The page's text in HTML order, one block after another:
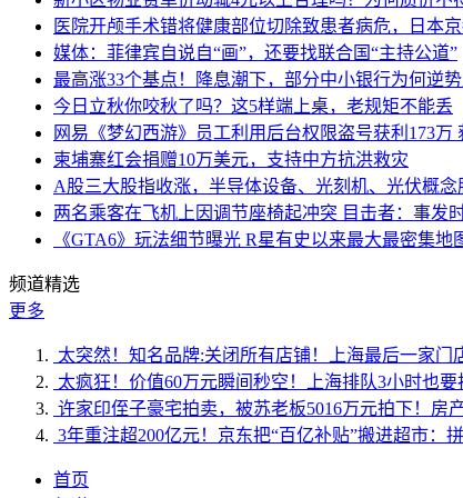
医院开颅手术错将健康部位切除致患者病危，日本
媒体：菲律宾自说自“画”，还要找联合国“主持公道”
最高涨33个基点！降息潮下，部分中小银行为何逆势
今日立秋你咬秋了吗？这5样端上桌，老规矩不能丢
网易《梦幻西游》员工利用后台权限盗号获利173万
柬埔寨红会捐赠10万美元，支持中方抗洪救灾
A股三大股指收涨，半导体设备、光刻机、光伏概念
两名乘客在飞机上因调节座椅起冲突 目击者：事发
《GTA6》玩法细节曝光 R星有史以来最大最密集地
频道精选
更多
太突然！知名品牌:关闭所有店铺！上海最后一家
太疯狂！价值60万元瞬间秒空！上海排队3小时也要
许家印侄子豪宅拍卖，被苏老板5016万元拍下！房
3年重注超200亿元！京东把“百亿补贴”搬进超市：
首页